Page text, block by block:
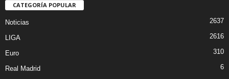
CATEGORÍA POPULAR
Noticias 2637
LIGA 2616
Euro 310
Real Madrid 6